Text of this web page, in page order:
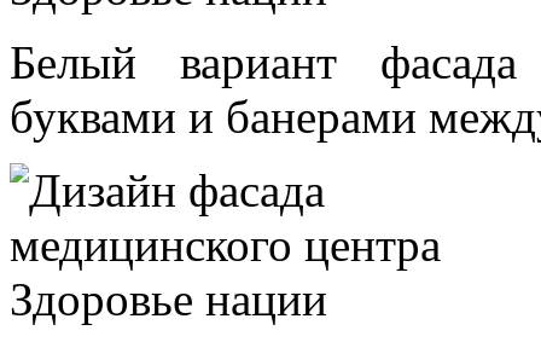
Белый вариант
буквами и банерами